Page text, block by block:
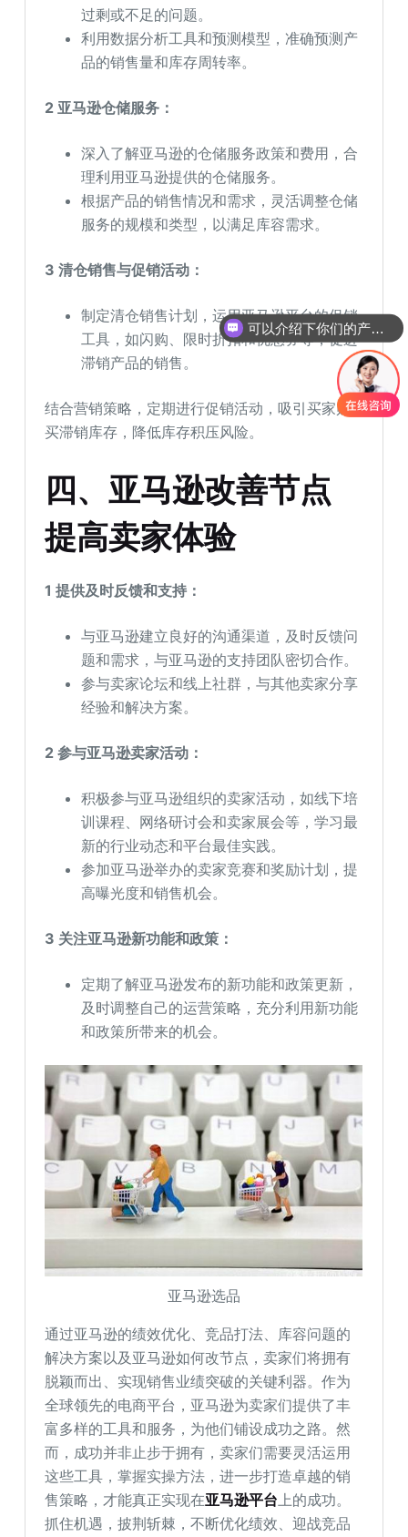
过剩或不足的问题。
利用数据分析工具和预测模型，准确预测产
品的销售量和库存周转率。
2 亚马逊仓储服务：
深入了解亚马逊的仓储服务政策和费用，合
理利用亚马逊提供的仓储服务。
根据产品的销售情况和需求，灵活调整仓储
服务的规模和类型，以满足库容需求。
3 清仓销售与促销活动：
制定清仓销售计划，运用亚马逊平台的促销
工具，如闪购、限时折扣和优惠券等，促进
滞销产品的销售。
结合营销策略，定期进行促销活动，吸引买家购
买滞销库存，降低库存积压风险。
四、亚马逊改善节点
提高卖家体验
1 提供及时反馈和支持：
与亚马逊建立良好的沟通渠道，及时反馈问
题和需求，与亚马逊的支持团队密切合作。
参与卖家论坛和线上社群，与其他卖家分享
经验和解决方案。
2 参与亚马逊卖家活动：
积极参与亚马逊组织的卖家活动，如线下培
训课程、网络研讨会和卖家展会等，学习最
新的行业动态和平台最佳实践。
参加亚马逊举办的卖家竞赛和奖励计划，提
高曝光度和销售机会。
3 关注亚马逊新功能和政策：
定期了解亚马逊发布的新功能和政策更新，
及时调整自己的运营策略，充分利用新功能
和政策所带来的机会。
亚马逊选品
通过亚马逊的绩效优化、竞品打法、库容问题的
解决方案以及亚马逊如何改节点，卖家们将拥有
脱颖而出、实现销售业绩突破的关键利器。作为
全球领先的电商平台，亚马逊为卖家们提供了丰
富多样的工具和服务，为他们铺设成功之路。然
而，成功并非止步于拥有，卖家们需要灵活运用
这些工具，掌握实操方法，进一步打造卓越的销
售策略，才能真正实现在亚马逊平台上的成功。
抓住机遇，披荆斩棘，不断优化绩效、迎战竞品
可以介绍下你们的产品么